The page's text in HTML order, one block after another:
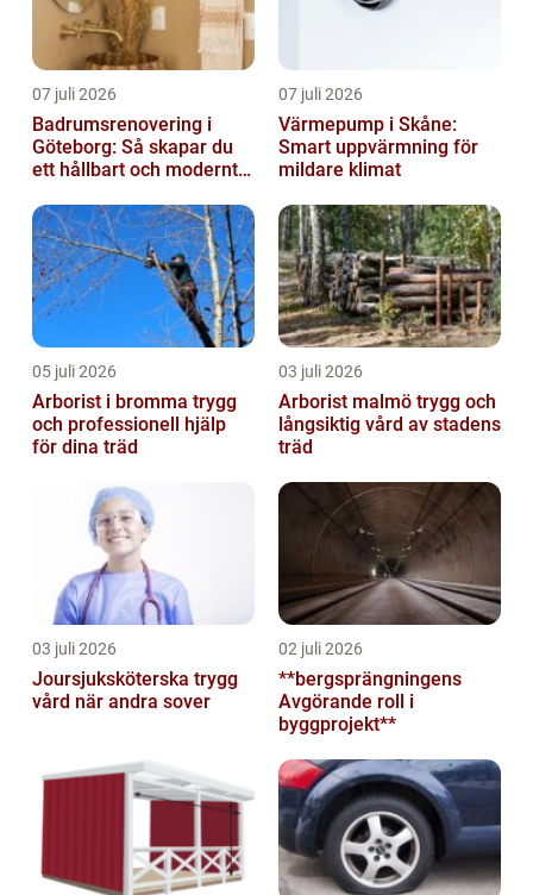
07 juli 2026
Badrumsrenovering i
Göteborg: Så skapar du
ett hållbart och modernt
07 juli 2026
Värmepump i Skåne:
Smart uppvärmning för
mildare klimat
05 juli 2026
Arborist i bromma trygg
och professionell hjälp
för dina träd
03 juli 2026
Arborist malmö trygg och
långsiktig vård av stadens
träd
03 juli 2026
Joursjuksköterska trygg
vård när andra sover
02 juli 2026
**bergsprängningens
Avgörande roll i
byggprojekt**